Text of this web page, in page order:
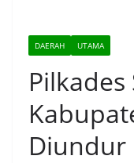
DAERAH UTAMA
Pilkades
Diundur